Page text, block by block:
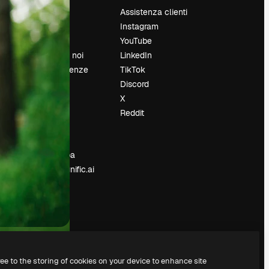
Prezzi
Chi siamo
Recensioni
Lavora con noi
Cerca tendenze
Eventi
Slidesgo
contenuti
Sala stampa
Cerchi magnific.ai
Assistenza clienti
Instagram
YouTube
LinkedIn
TikTok
Discord
X
Reddit
to the storing of cookies on your device to enhance site